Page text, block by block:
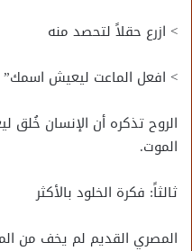
> ازرع حقلاً لتحصد منه
> افعل الماعت ليعيش اسمك”
الروح تذكره أن الإنسان خُلق
الموت.
ثالثاً: فكرة الخلود بالأكثر
المصري القديم لم يخف من